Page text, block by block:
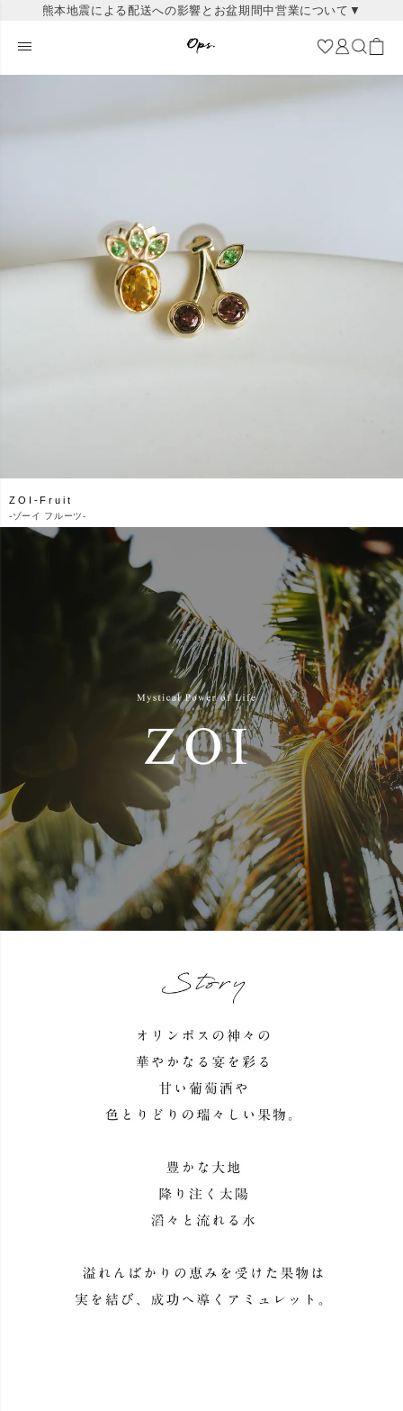
熊本地震による配送への影響とお盆期間中営業について▼
ZOI-Fruit
-ゾーイ フルーツ-